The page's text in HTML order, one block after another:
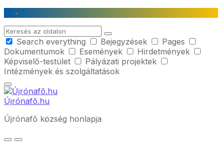
Skip
content
Skip
main
navigation
Skip
footer
Search
Search everything
Bejegyzések
Pages
Dokumentumok
Események
Hirdetmények
Képviselő-testület
Pályázati projektek
Intézmények és szolgáltatások
Újrónafő.hu
Újrónafő község honlapja